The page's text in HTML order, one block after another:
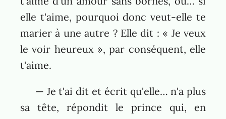
elle t'aime, pourquoi donc veut-elle te
marier à une autre ? Elle dit : « Je veux
le voir heureux », par conséquent, elle
t'aime.
— Je t'ai dit et écrit qu'elle… n'a plus
sa tête, répondit le prince qui, en